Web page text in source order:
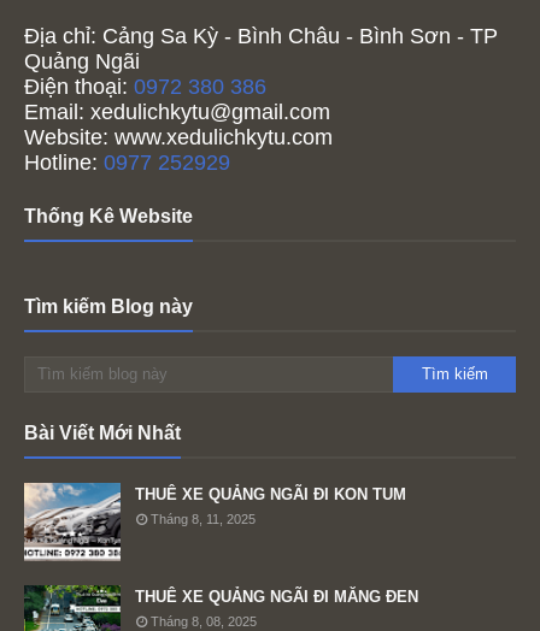
Địa chỉ: Cảng Sa Kỳ - Bình Châu - Bình Sơn - TP
Quảng Ngãi
Điện thoại: 0972 380 386
Email: xedulichkytu@gmail.com
Website: www.xedulichkytu.com
Hotline: 0977 252929
Thống Kê Website
Tìm kiếm Blog này
Bài Viết Mới Nhất
THUÊ XE QUẢNG NGÃI ĐI KON TUM
Tháng 8, 11, 2025
THUÊ XE QUẢNG NGÃI ĐI MĂNG ĐEN
Tháng 8, 08, 2025